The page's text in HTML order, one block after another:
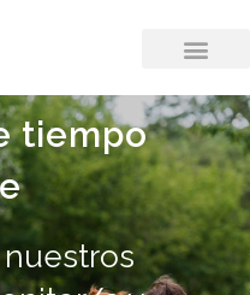
tiempo
nuestros